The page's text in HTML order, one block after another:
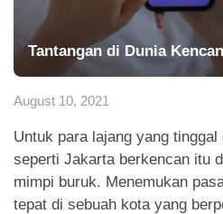
Tantangan di Dunia
August 10, 2021
Untuk para lajang yang
seperti Jakarta berkencan itu
mimpi buruk. Menemukan
tepat di sebuah kota yang